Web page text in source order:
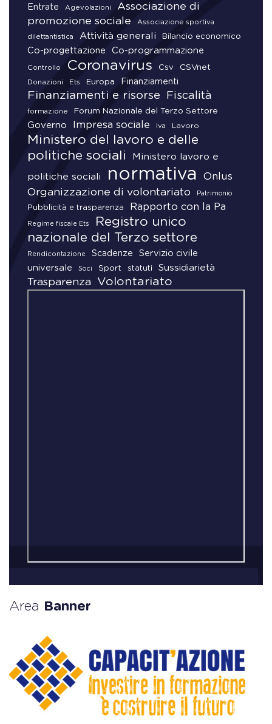
Entrate
Agevolazioni
Associazione di
promozione sociale
Associazione sportiva
dilettantistica Attività generali Bilancio economico
Co-progettazione Co-programmazione
Controllo Coronavirus Csv CSVnet
Donazioni Ets Europa Finanziamenti
Finanziamenti e risorse Fiscalità
formazione Forum Nazionale del Terzo Settore
Governo Impresa sociale Iva Lavoro
Ministero del lavoro e delle
politiche sociali
Ministero lavoro e
politiche sociali normativa Onlus
Organizzazione di volontariato Patrimonio
Pubblicità e trasparenza Rapporto con la Pa
Regime fiscale Ets
Registro unico
nazionale del Terzo settore
Rendicontazione Scadenze
Servizio civile
universale
Soci Sport statuti Sussidiarietà
Trasparenza Volontariato
Area Banner